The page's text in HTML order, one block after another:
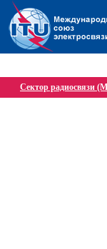
Сектор радиосвязи